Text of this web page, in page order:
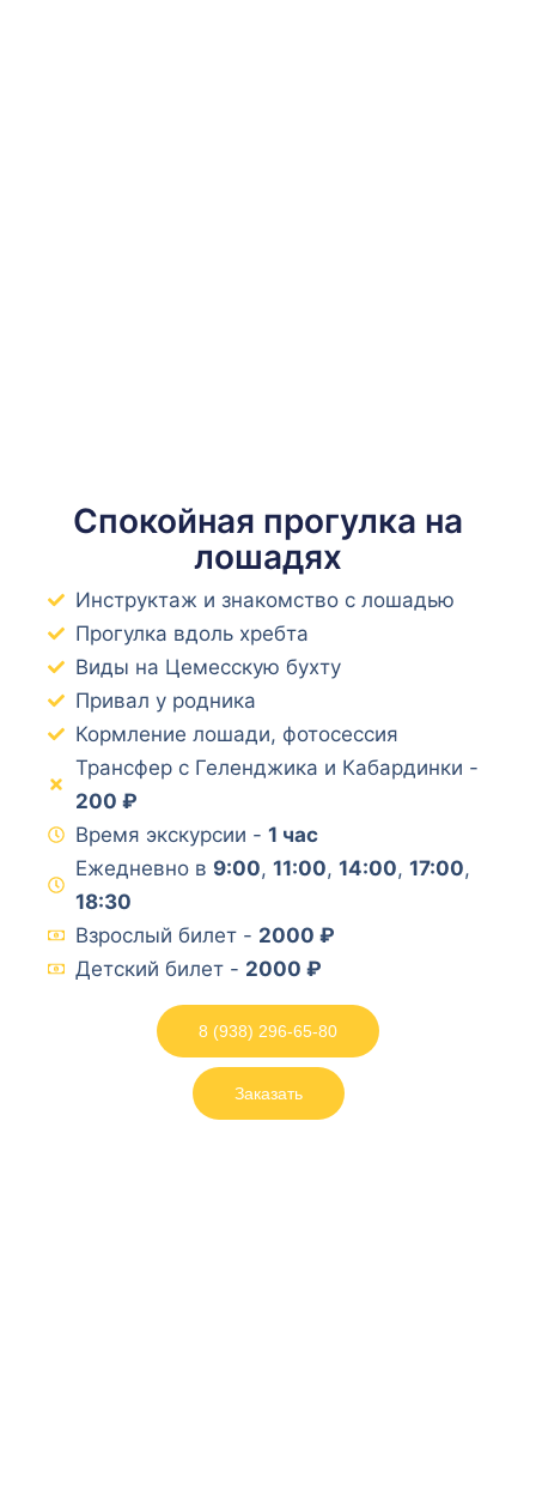
Спокойная прогулка на
лошадях
Инструктаж и знакомство с лошадью
Прогулка вдоль хребта
Виды на Цемесскую бухту
Привал у родника
Кормление лошади, фотосессия
Трансфер с Геленджика и Кабардинки -
200 ₽
Время экскурсии - 1 час
Ежедневно в 9:00, 11:00, 14:00, 17:00,
18:30
Взрослый билет - 2000 ₽
Детский билет - 2000 ₽
8 (938) 296-65-80
Заказать